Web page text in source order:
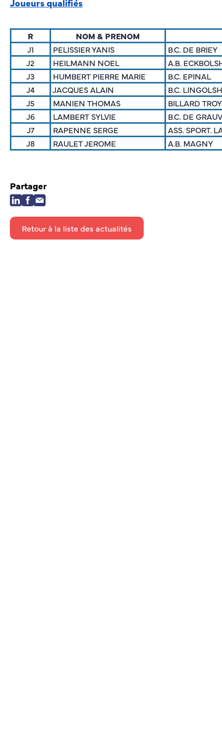
R
NOM & PRENOM
J1
PELISSIER YANIS
B.C. DE BRIEY
J2
HEILMANN NOEL
A.B.
J3
HUMBERT PIERRE MARIE
B.C. EPINAL
J4
JACQUES ALAIN
B.C.
J5
MANIEN THOMAS
BILLARD
J6
LAMBERT SYLVIE
B.C. DE
J7
RAPENNE SERGE
ASS. SPORT.
J8
RAULET JEROME A.B. MAGNY
Partager
Retour à la liste des actualités